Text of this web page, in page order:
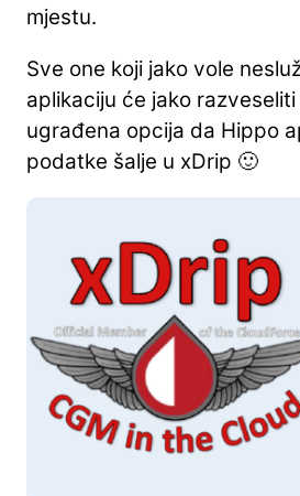
mjestu.
Sve one koji jako vole
aplikaciju će jako
ugrađena opcija da Hippo
podatke šalje u xDrip 🙂